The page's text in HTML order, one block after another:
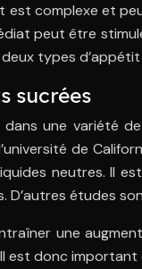
est complexe et
peut être
types
sucrées
une variété
de
neutres. Il
D’autres études
une
est donc